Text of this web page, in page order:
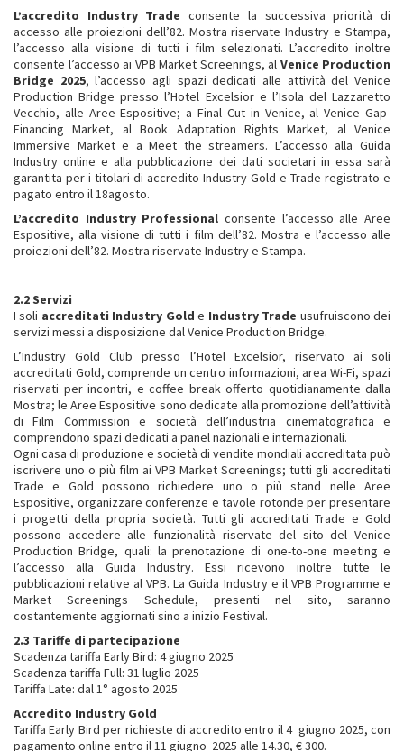
L’accredito Industry Trade consente la successiva priorità di
accesso alle proiezioni dell’82. Mostra riservate Industry e Stampa,
l’accesso alla visione di tutti i film selezionati. L’accredito inoltre
consente l’accesso ai VPB Market Screenings, al Venice Production
Bridge 2025, l’accesso agli spazi dedicati alle attività del Venice
Production Bridge presso l’Hotel Excelsior e l’Isola del Lazzaretto
Vecchio, alle Aree Espositive; a Final Cut in Venice, al Venice Gap-
Financing Market, al Book Adaptation Rights Market, al Venice
Immersive Market e a Meet the streamers. L’accesso alla Guida
Industry online e alla pubblicazione dei dati societari in essa sarà
garantita per i titolari di accredito Industry Gold e Trade registrato e
pagato entro il 18agosto.
L’accredito Industry Professional consente l’accesso alle Aree
Espositive, alla visione di tutti i film dell’82. Mostra e l’accesso alle
proiezioni dell’82. Mostra riservate Industry e Stampa.
2.2 Servizi
I soli accreditati Industry Golde Industry Trade usufruiscono dei
servizi messi a disposizione dal Venice Production Bridge.
L’Industry Gold Club presso l’Hotel Excelsior, riservato ai soli
accreditati Gold, comprende un centro informazioni, area Wi-Fi, spazi
riservati per incontri, e coffee break offerto quotidianamente dalla
Mostra; le Aree Espositive sono dedicate alla promozione dell’attività
di Film Commission e società dell’industria cinematografica e
comprendono spazi dedicati a panel nazionali e internazionali.
Ogni casa di produzione e società di vendite mondiali accreditata può
iscrivere uno o più film ai VPB Market Screenings; tutti gli accreditati
Trade e Gold possono richiedere uno o più stand nelle Aree
Espositive, organizzare conferenze e tavole rotonde per presentare
i progetti della propria società. Tutti gli accreditati Trade e Gold
possono accedere alle funzionalità riservate del sito del Venice
Production Bridge, quali: la prenotazione di one-to-one meeting e
l’accesso alla Guida Industry. Essi ricevono inoltre tutte le
pubblicazioni relative al VPB. La Guida Industry e il VPB Programme e
Market Screenings Schedule, presenti nel sito, saranno
costantemente aggiornati sino a inizio Festival.
2.3 Tariffe di partecipazione
Scadenza tariffa Early Bird: 4 giugno 2025
Scadenza tariffa Full: 31 luglio 2025
Tariffa Late: dal 1° agosto 2025
Accredito Industry Gold
Tariffa Early Bird per richieste di accredito entro il 4 giugno 2025, con
pagamento online entro il 11 giugno 2025 alle 14.30, € 300.